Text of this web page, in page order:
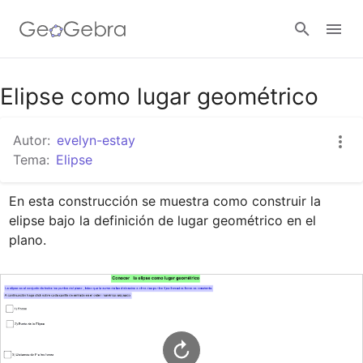
Google Classroom
GeoGebra Classroom
Abrir sesión
Elipse como lugar geométrico
Autor: evelyn-estay
Tema: Elipse
En esta construcción se muestra como construir la
elipse bajo la definición de lugar geométrico en el
plano.